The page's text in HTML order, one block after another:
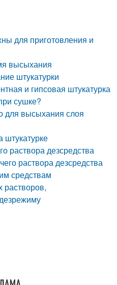
для приготовления и
высыхания
штукатурки
и гипсовая штукатурка
сушке?
для высыхания слоя
штукатурке
раствора дезсредства
раствора дезсредства
средствам
растворов,